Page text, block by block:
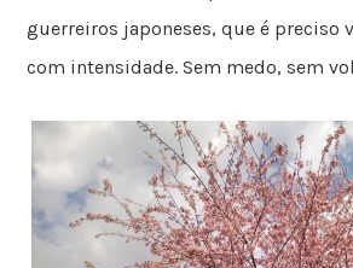
guerreiros japoneses, que é preciso
com intensidade. Sem medo, sem